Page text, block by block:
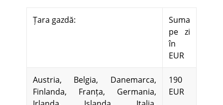
Țara gazdă:
Suma
pe zi
în
EUR
Austria, Belgia, Danemarca,
Finlanda, Franța, Germania,
190
EUR